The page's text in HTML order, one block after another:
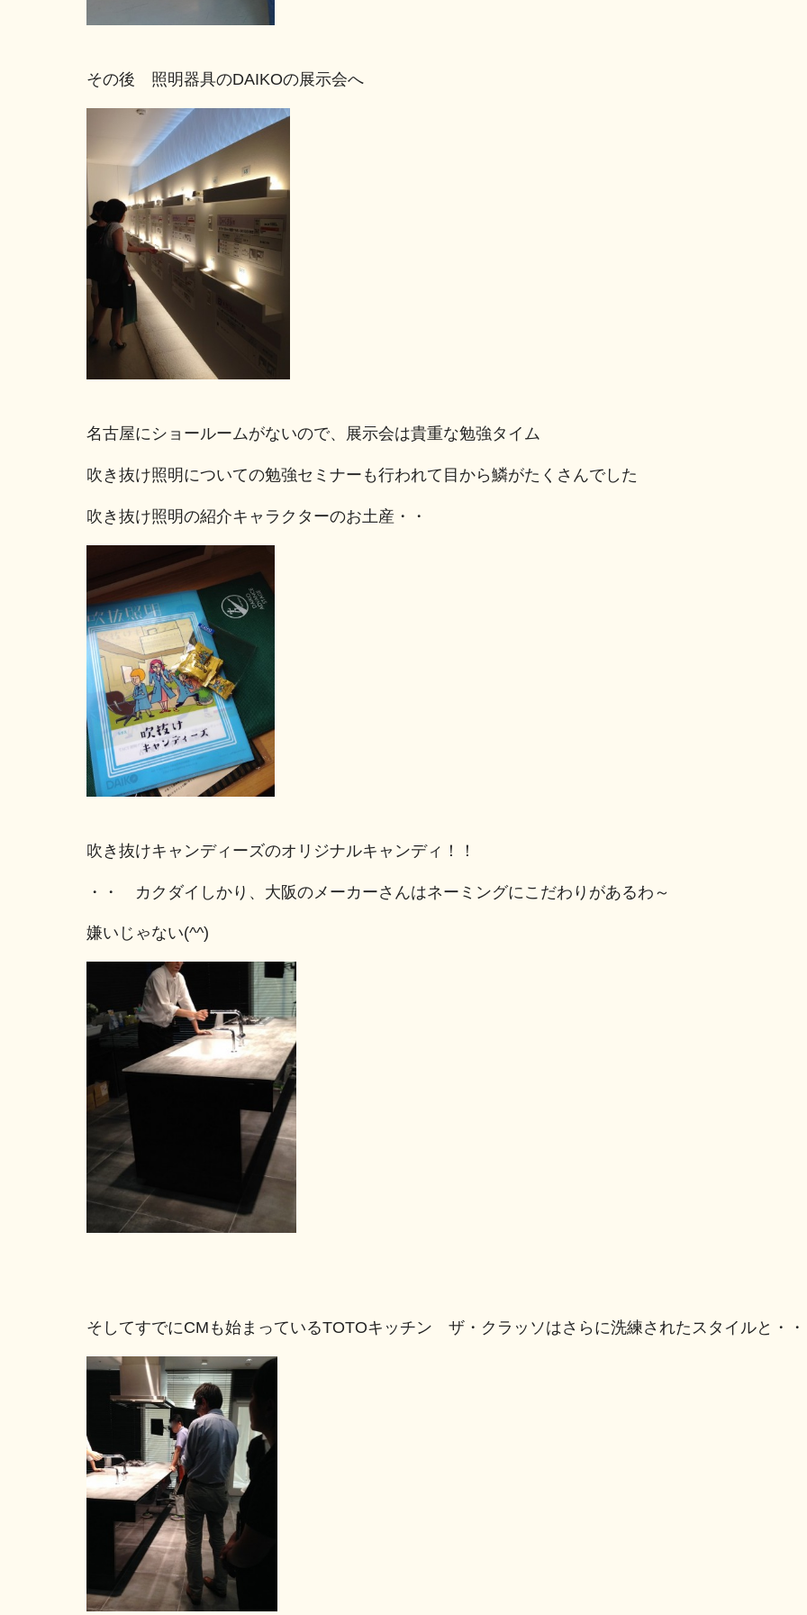
その後 照明器具のDAIKOの展示会へ
名古屋にショールームがないので、展示会は貴重な勉強タイム
吹き抜け照明についての勉強セミナーも行われて目から鱗がたくさんでした
吹き抜け照明の紹介キャラクターのお土産・・
吹き抜けキャンディーズのオリジナルキャンディ！！
・・ カクダイしかり、大阪のメーカーさんはネーミングにこだわりがあるわ～
嫌いじゃない(^^)
そしてすでにCMも始まっているTOTOキッチン ザ・クラッソはさらに洗練されたスタイルと・・